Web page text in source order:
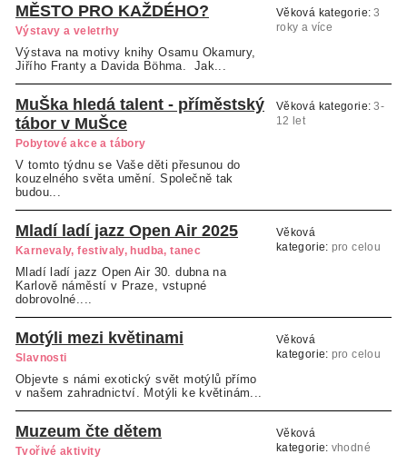
MĚSTO PRO KAŽDÉHO?
Výstavy a veletrhy
Výstava na motivy knihy Osamu Okamury,
Jiřího Franty a Davida Böhma. Jak...
Věková kategorie: 3
roky a více
MuŠka hledá talent - příměstský
tábor v MuŠce
Pobytové akce a tábory
V tomto týdnu se Vaše děti přesunou do
kouzelného světa umění. Společně tak
budou...
Věková kategorie: 3-
12 let
Mladí ladí jazz Open Air 2025
Karnevaly, festivaly, hudba, tanec
Mladí ladí jazz Open Air 30. dubna na
Karlově náměstí v Praze, vstupné
dobrovolné....
Věková
kategorie: pro celou
Motýli mezi květinami
Slavnosti
Objevte s námi exotický svět motýlů přímo
v našem zahradnictví. Motýli ke květinám...
Věková
kategorie: pro celou
Muzeum čte dětem
Tvořivé aktivity
Věková
kategorie: vhodné